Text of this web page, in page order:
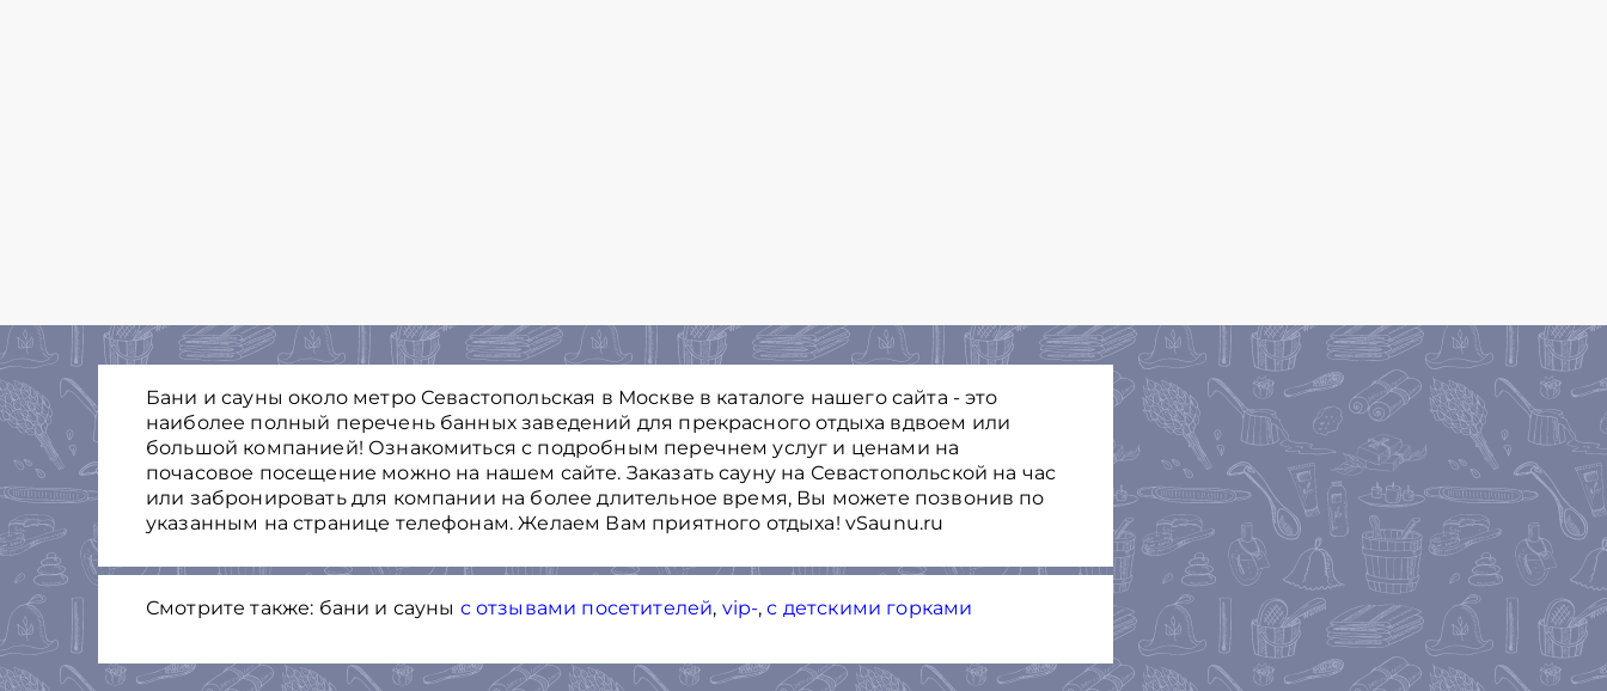
Бани и сауны около метро Севастопольская в Москве в каталоге нашего сайта - это
наиболее полный перечень банных заведений для прекрасного отдыха вдвоем или
большой компанией! Ознакомиться с подробным перечнем услуг и ценами на
почасовое посещение можно на нашем сайте. Заказать сауну на Севастопольской на час
или забронировать для компании на более длительное время, Вы можете позвонив по
указанным на странице телефонам. Желаем Вам приятного отдыха! vSaunu.ru
Смотрите также: бани и сауны с отзывами посетителей, vip-,с детскими горками